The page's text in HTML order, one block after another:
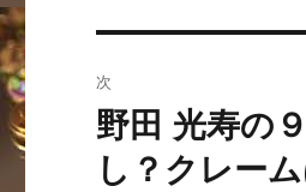
ゲ
ー
シ
ョ
次
次
の
投
野田 光寿の
し？クレー